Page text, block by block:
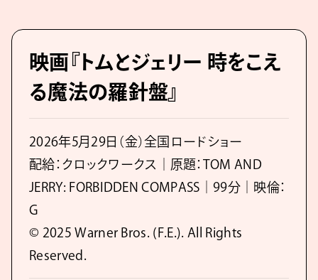
映画『トムとジェリー 時をこえ
る魔法の羅針盤』
2026年5月29日（金）全国ロードショー
配給：クロックワークス｜原題：TOM AND
JERRY: FORBIDDEN COMPASS｜99分｜映倫：
G
© 2025 Warner Bros. (F.E.). All Rights
Reserved.